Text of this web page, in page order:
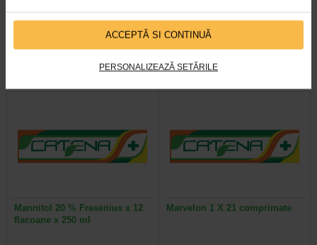
ACCEPTĂ SI CONTINUĂ
PERSONALIZEAZĂ SETĂRILE
O capsula moale vaginala contine
nifuratel 500 mg, nistatin 200000 UI
si excipienti: dimeticona, gelatina…
Fiecare mililitru solutie injectabila
ergometrina si excipienti: acid…
Mannitol 20 % Fresenius x 12
flacoane x 250 ml
Marvelon 1 X 21 comprimate